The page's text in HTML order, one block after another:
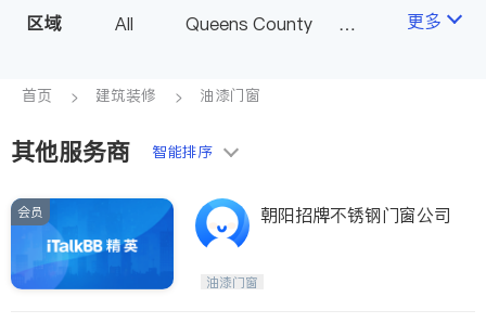
保险理财 房地产租售
银行贷款 会计师
建筑装修
非盈利组织
卫浴洁具
地板建材
区域 All
Queens County
Long Island
Bronx County
Buffalo & Syracuse
Westchester County & Orange
County
更多
首页 建筑装修 油漆门窗
其他服务商 智能排序
会员 朝阳招牌不锈钢门窗公司
油漆门窗